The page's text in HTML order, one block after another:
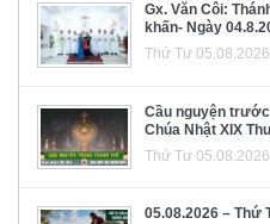
Gx. Văn Côi:
khấn- Ngày
Thứ Tư 05.08.2026
Cầu nguyện trước
Chúa Nhật XIX
Thứ Tư 05.08.2026
05.08.2026 – Thứ